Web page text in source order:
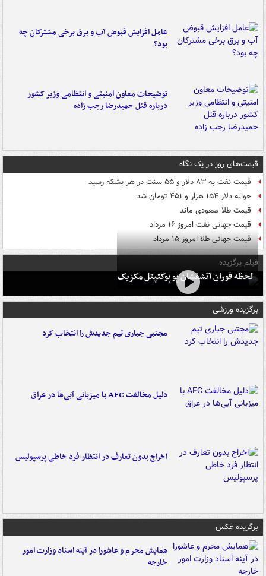
عامل افزایش قبوض آب و برق برخی مشترکان چه
بود؟
توضیحات معاون امنیتی و انتظامی وزیر کشور
درباره قتل حمیدرضا رجب زاده
قیمت‌های روز در یک نگاه
قیمت نفت به ۸۳ دلار و ۵۵ سنت در هر بشکه رسید
حواله دلار ۱۵۴ هزار و ۴۵۱ تومان شد
قیمت طلا صعودی ماند
قیمت جهانی نفت امروز ۱۶ مرداد
قیمت جهانی طلا امروز ۱۵ مرداد
فیلم برگزیده
لحظه فوران آتشفشان پوپوکتپتل مکزیک
برگزیده ورزشی
مجتبی جباری تیم جدیدش را انتخاب کرد
دلیل مخالفت AFC با میزبانی آبی‌ها در عراق
اخراج بدون تعارف در انتظار فرد خاطی پرسپولیس
برگزیده عکس
همایش محرم و عاشورا در آینه اسناد وزارت امور
خارجه